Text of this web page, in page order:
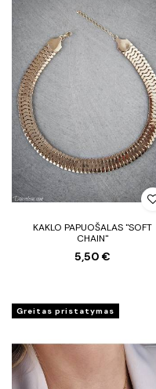
KAKLO PAPUOŠALAS "SOFT
CHAIN"
5,50 €
Greitas pristatymas